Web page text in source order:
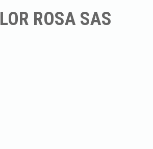
ROSA SAS